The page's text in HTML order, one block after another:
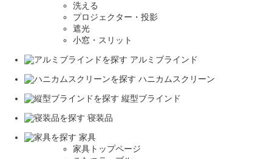
洗える
プロジェクター・投影
遮光
小窓・スリット
アルミブラインド
ハニカムスクリーン
縦型ブラインド
寝装品
家具
家具トップページ